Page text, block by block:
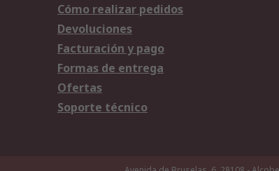
Cómo realizar pedidos
Devoluciones
Facturación y pago
Formas de entrega
Ofertas
Soporte técnico